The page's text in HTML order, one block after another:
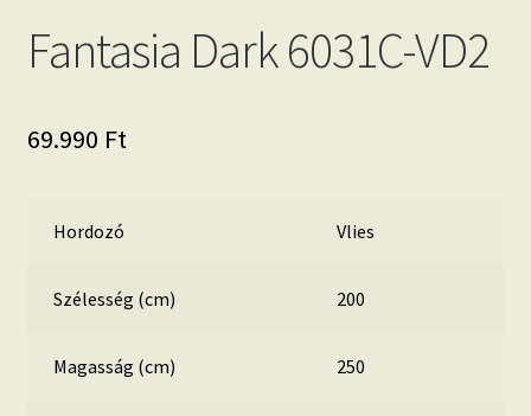
Fantasia Dark 6031C-VD2
69.990 Ft
Hordozó Vlies
Szélesség (cm) 200
Magasság (cm) 250